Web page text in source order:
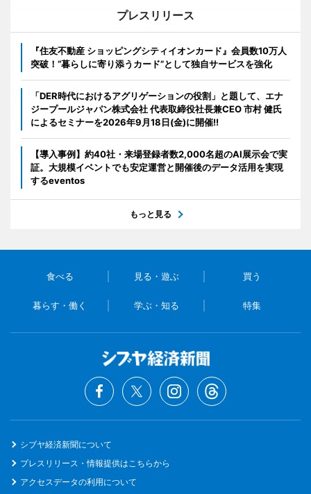
プレスリリース
『住友不動産 ショッピングシティイオンカード』会員数10万人
突破！“暮らしに寄り添うカード”として独自サービスを強化
「DER時代におけるアグリゲーションの役割」と題して、エナ
ジープールジャパン株式会社 代表取締役社長兼CEO 市村 健氏
によるセミナーを2026年9月18日(金)に開催!!
【導入事例】約40社・来場登録者数2,000名超のAI展示会で実
証。大規模イベントでも安定運営と開催後のデータ活用を実現
するeventos
もっと見る
食べる 見る・遊ぶ 買う
暮らす・働く 学ぶ・知る 特集
シブヤ経済新聞について
プレスリリース・情報提供はこちらから
アクセスデータの利用について